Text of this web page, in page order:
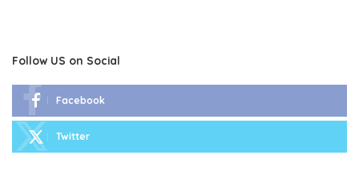
Follow US on Social
Facebook
Twitter